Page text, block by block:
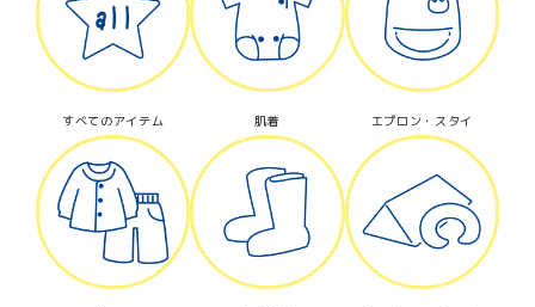
すべてのアイテム 肌着 エプロン・スタイ